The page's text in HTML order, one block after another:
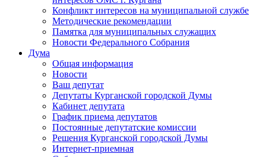
Конфликт интересов на муниципальной службе
Методические рекомендации
Памятка для муниципальных служащих
Новости Федерального Cобрания
Дума
Общая информация
Новости
Ваш депутат
Депутаты Курганской городской Думы
Кабинет депутата
График приема депутатов
Постоянные депутатские комиссии
Решения Курганской городской Думы
Интернет-приемная